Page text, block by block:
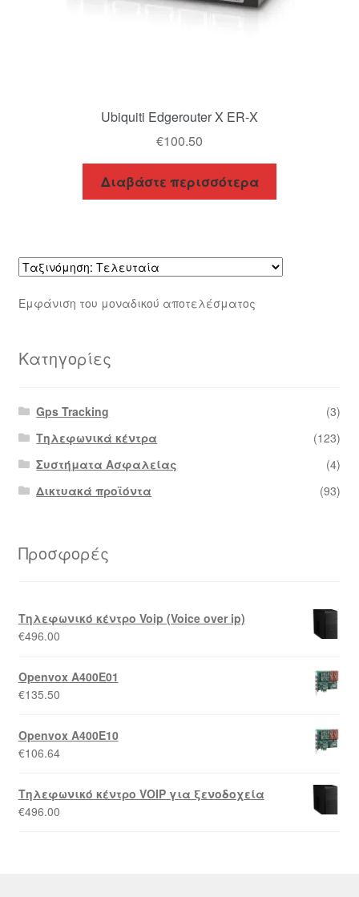
Ubiquiti Edgerouter X ER-X
€100.50
Διαβάστε περισσότερα
Εμφάνιση του μοναδικού αποτελέσματος
Κατηγορίες
Gps Tracking
(3)
Τηλεφωνικά κέντρα
(123)
Συστήματα Ασφαλείας
(4)
Δικτυακά προϊόντα
(93)
Προσφορές
Τηλεφωνικό κέντρο Voip (Voice over ip)
€496.00
Openvox A400E01
€135.50
Openvox A400E10
€106.64
Τηλεφωνικό κέντρο VOIP για ξενοδοχεία
€496.00